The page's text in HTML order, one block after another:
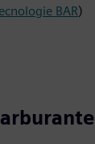
BAR)